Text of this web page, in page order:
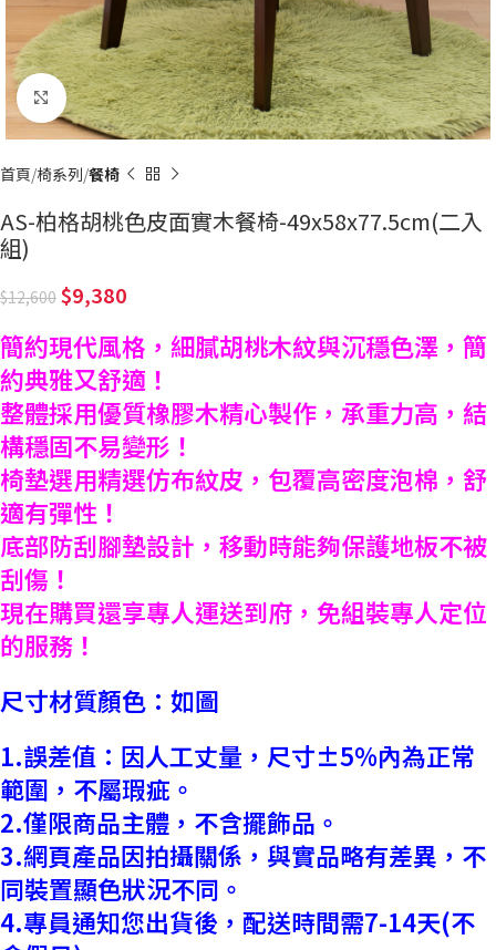
Click to enlarge
首頁 椅系列 餐椅
AS-柏格胡桃色皮面實木餐椅-49x58x77.5cm(二入
組)
12,600 9,380
簡約現代風格，細膩胡桃木紋與沉穩色澤，簡
約典雅又舒適！
整體採用優質橡膠木精心製作，承重力高，結
構穩固不易變形！
椅墊選用精選仿布紋皮，包覆高密度泡棉，舒
適有彈性！
底部防刮腳墊設計，移動時能夠保護地板不被
刮傷！
現在購買還享專人運送到府，免組裝專人定位
的服務！
尺寸材質顏色：如圖
1.誤差值：因人工丈量，尺寸±5%內為正常
範圍，不屬瑕疵。
2.僅限商品主體，不含擺飾品。
3.網頁產品因拍攝關係，與實品略有差異，不
同裝置顯色狀況不同。
4.專員通知您出貨後，配送時間需7-14天(不